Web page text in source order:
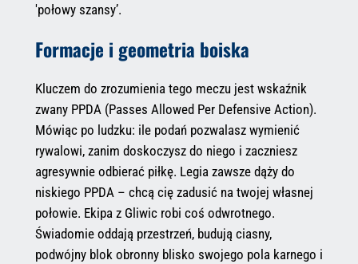
'połowy szansy’.
Formacje i geometria boiska
Kluczem do zrozumienia tego meczu jest wskaźnik
zwany PPDA (Passes Allowed Per Defensive Action).
Mówiąc po ludzku: ile podań pozwalasz wymienić
rywalowi, zanim doskoczysz do niego i zaczniesz
agresywnie odbierać piłkę. Legia zawsze dąży do
niskiego PPDA – chcą cię zadusić na twojej własnej
połowie. Ekipa z Gliwic robi coś odwrotnego.
Świadomie oddają przestrzeń, budują ciasny,
podwójny blok obronny blisko swojego pola karnego i